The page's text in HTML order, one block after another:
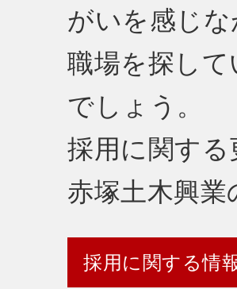
がいを感じ
職場を探し
でしょう。
採用に関する
赤塚土木興業
採用に関する情